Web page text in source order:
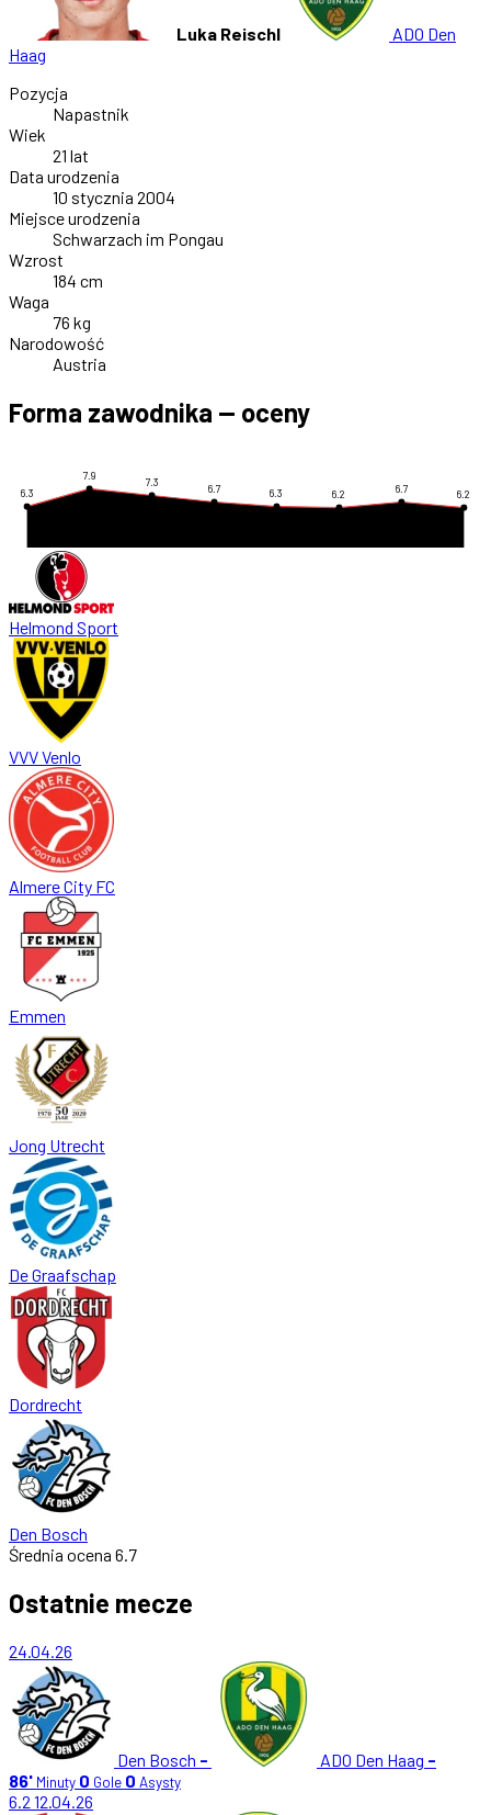
Luka Reischl
ADO Den
Haag
Pozycja
Napastnik
Wiek
21 lat
Data urodzenia
10 stycznia 2004
Miejsce urodzenia
Schwarzach im Pongau
Wzrost
184 cm
Waga
76 kg
Narodowość
Austria
Forma zawodnika — oceny
6.3
7.9
7.3
6.7 6.3 6.2 6.7 6.2
Helmond Sport
VVV Venlo
Almere City FC
Emmen
Jong Utrecht
De Graafschap
Dordrecht
Den Bosch
Średnia ocena 6.7
Ostatnie mecze
24.04.26
Den Bosch - ADO Den Haag -
86' Minuty 0 Gole 0 Asysty
6.2 12.04.26